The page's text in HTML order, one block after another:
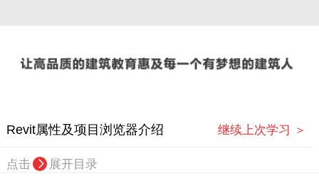
Revit属性及项目浏览器介绍 继续上次学习 ＞
点击 展开目录